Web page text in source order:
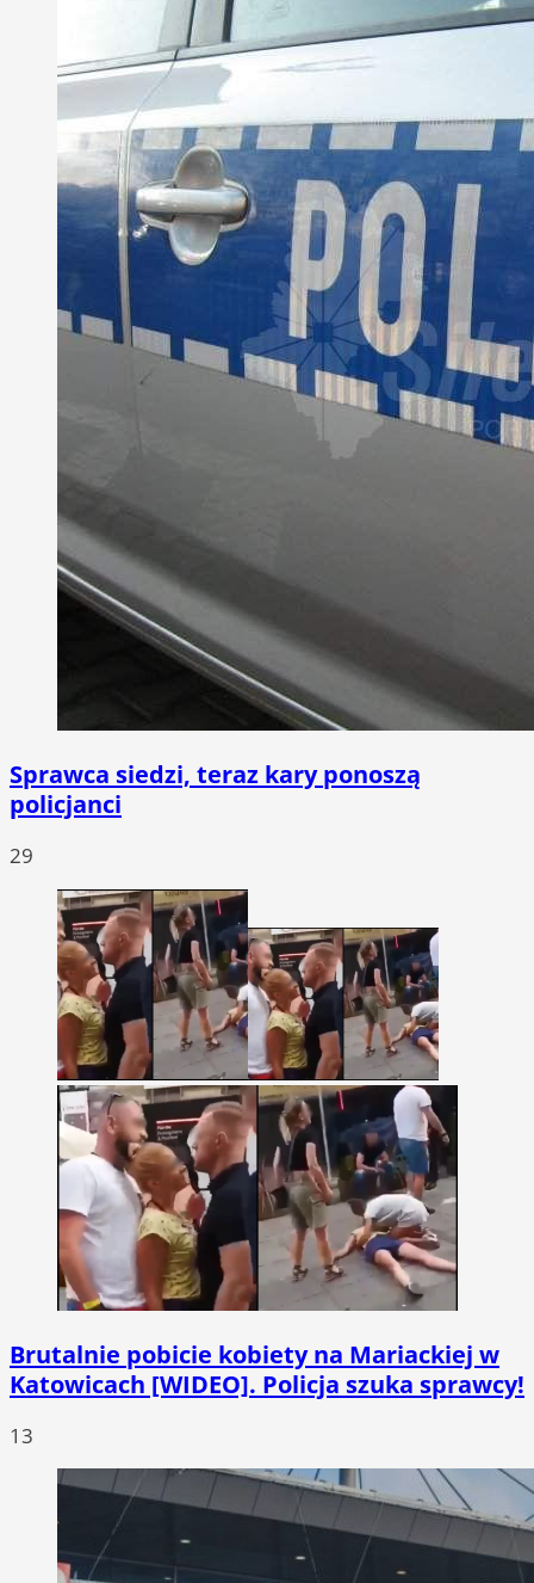
Sprawca siedzi, teraz kary ponoszą
policjanci
29
Brutalnie pobicie kobiety na Mariackiej w
Katowicach [WIDEO]. Policja szuka sprawcy!
13